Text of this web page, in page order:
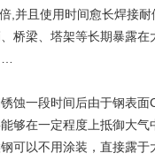
,并且使用时间愈长焊接耐
桥梁、塔架等长期暴露
蚀一段时间后由于钢表面
够在一定程度上抵御大气
可以不用涂装，直接露于